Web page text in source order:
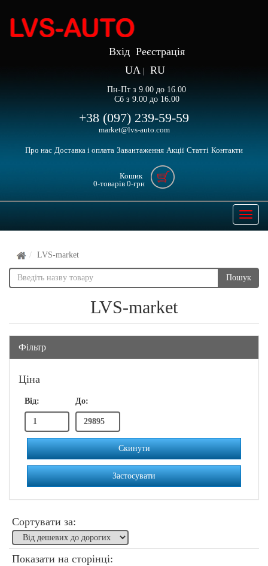
Вхід Реєстрація
UA
RU
Пн-Пт з 9.00 до 16.00
Сб з 9.00 до 16.00
+38 (097) 239-59-59
market@lvs-auto.com
Про нас Доставка і оплата Завантаження Акції Статті Контакти
Кошик
0-товарів 0-грн
Open
LVS-market
Пошук
LVS-market
Фільтр
Ціна
Від: До:
Скинути
Застосувати
Сортувати за:
Показати на сторінці: